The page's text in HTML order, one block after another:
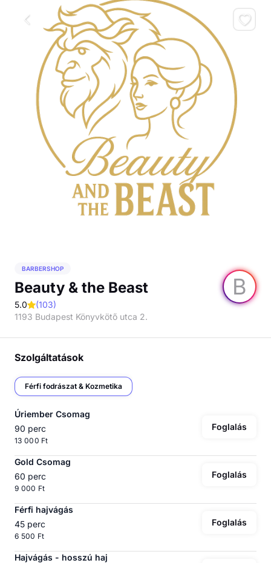
B
BARBERSHOP
Beauty & the Beast
5.0 (103)
1193 Budapest Könyvkötő utca 2.
Szolgáltatások
Férfi fodrászat & Kozmetika
Úriember Csomag
90 perc
13 000 Ft
Foglalás
Gold Csomag
60 perc
9 000 Ft
Foglalás
Férfi hajvágás
45 perc
6 500 Ft
Foglalás
Hajvágás - hosszú haj